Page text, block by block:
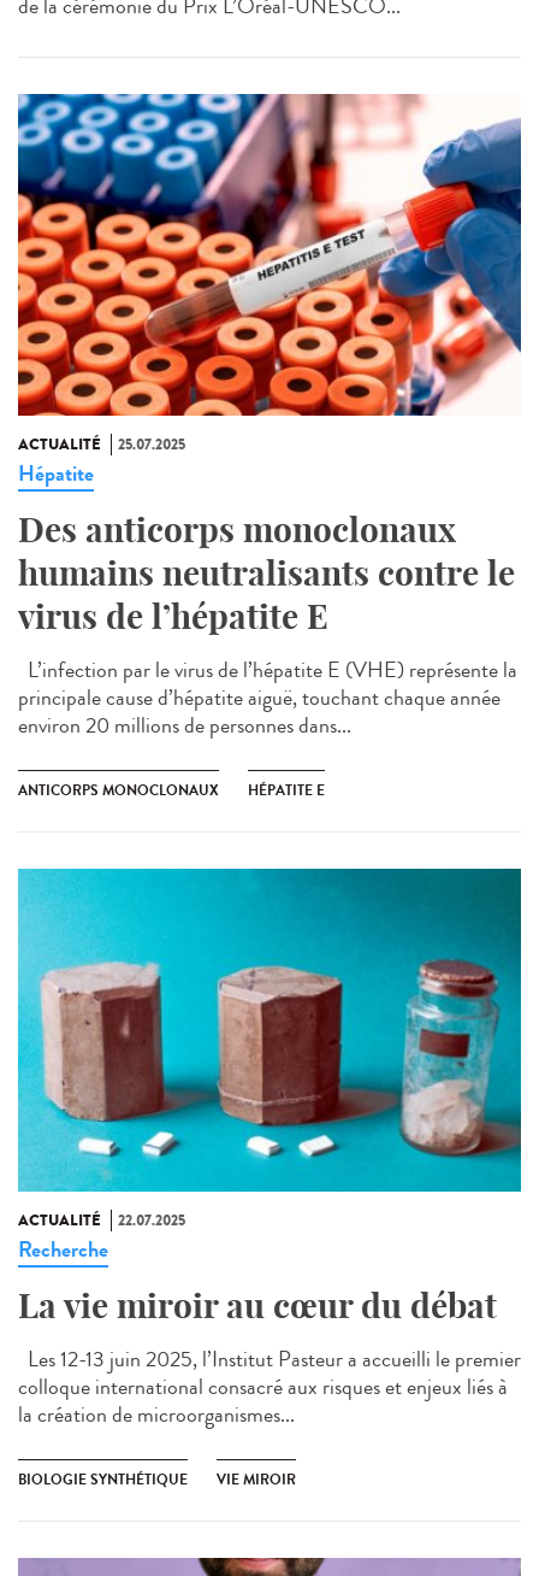
ACTUALITÉ 25.07.2025
Hépatite
Des anticorps monoclonaux
humains neutralisants contre le
virus de l’hépatite E
L’infection par le virus de l’hépatite E (VHE) représente la
principale cause d’hépatite aiguë, touchant chaque année
environ 20 millions de personnes dans...
ANTICORPS MONOCLONAUX HÉPATITE E
ACTUALITÉ 22.07.2025
Recherche
La vie miroir au cœur du débat
Les 12-13 juin 2025, l’Institut Pasteur a accueilli le premier
colloque international consacré aux risques et enjeux liés à
la création de microorganismes...
BIOLOGIE SYNTHÉTIQUE VIE MIROIR